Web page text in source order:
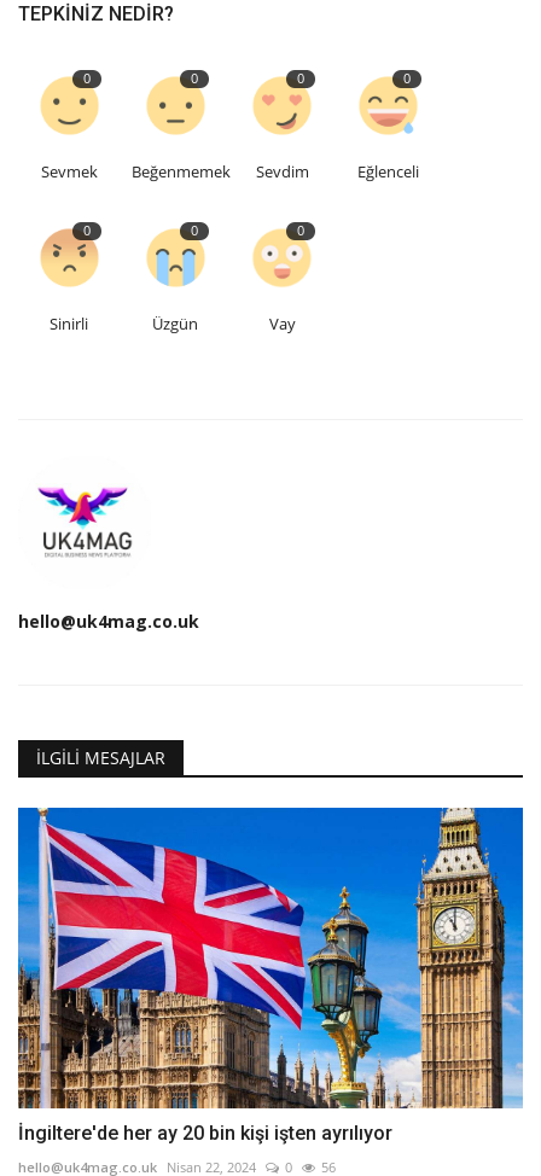
TEPKINIZ NEDIR?
0
Sevmek
0
Beğenmemek
0
Sevdim
0
Eğlenceli
0
Sinirli
0
Üzgün
0
Vay
hello@uk4mag.co.uk
İLGILI MESAJLAR
İngiltere'de her ay 20 bin kişi işten ayrılıyor
hello@uk4mag.co.uk Nisan 22, 2024 0 56